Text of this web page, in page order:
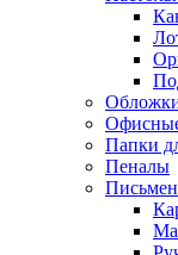
Папки
Пеналы